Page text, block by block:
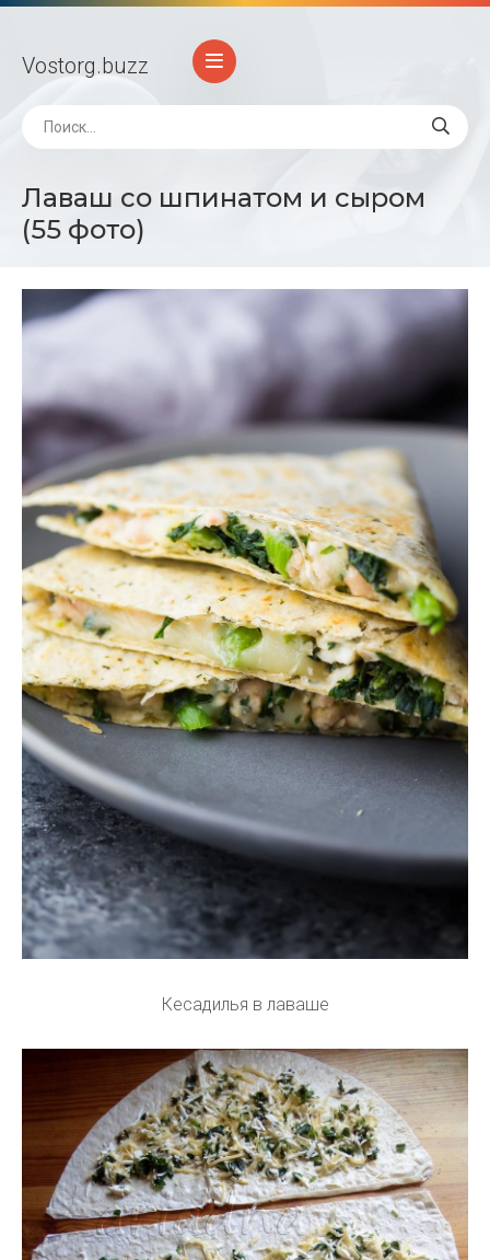
Vostorg.buzz
Лаваш со шпинатом и сыром
(55 фото)
Кесадилья в лаваше